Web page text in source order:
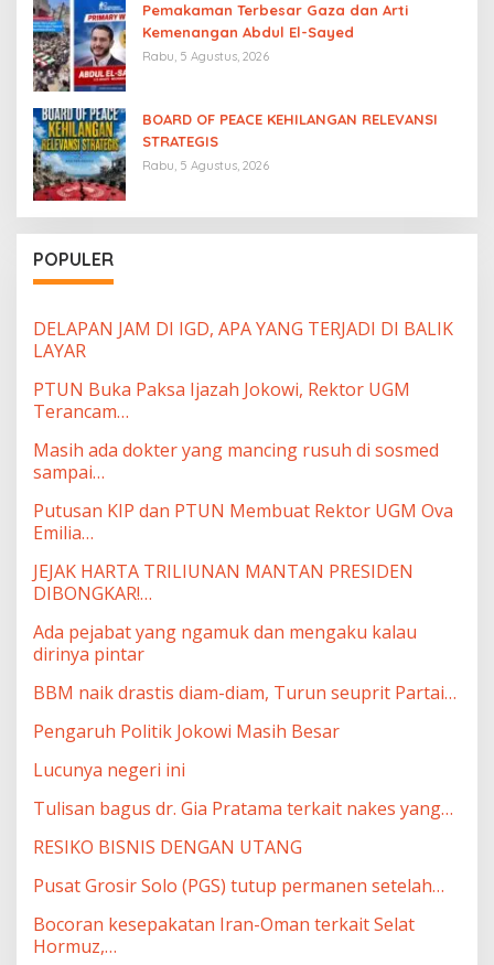
Pemakaman Terbesar Gaza dan Arti
Kemenangan Abdul El-Sayed
Rabu, 5 Agustus, 2026
BOARD OF PEACE KEHILANGAN RELEVANSI
STRATEGIS
Rabu, 5 Agustus, 2026
POPULER
DELAPAN JAM DI IGD, APA YANG TERJADI DI BALIK
LAYAR
PTUN Buka Paksa Ijazah Jokowi, Rektor UGM
Terancam…
Masih ada dokter yang mancing rusuh di sosmed
sampai…
Putusan KIP dan PTUN Membuat Rektor UGM Ova
Emilia…
JEJAK HARTA TRILIUNAN MANTAN PRESIDEN
DIBONGKAR!…
Ada pejabat yang ngamuk dan mengaku kalau
dirinya pintar
BBM naik drastis diam-diam, Turun seuprit Partai…
Pengaruh Politik Jokowi Masih Besar
Lucunya negeri ini
Tulisan bagus dr. Gia Pratama terkait nakes yang…
RESIKO BISNIS DENGAN UTANG
Pusat Grosir Solo (PGS) tutup permanen setelah…
Bocoran kesepakatan Iran-Oman terkait Selat
Hormuz,…